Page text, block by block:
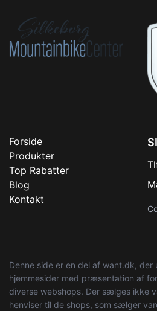
Forside
Produkter
Top Rabatter
Blog
Kontakt
Denne side er en del af want.dk,
hjemmesider med præsentation af
diverse webshops. Der sælges ikke
henviser til de shops, som sælger